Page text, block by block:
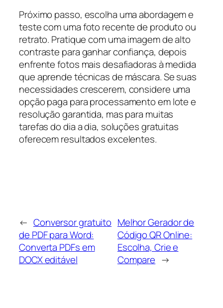
Próximo passo, escolha uma abordagem e
teste com uma foto recente de produto ou
retrato. Pratique com uma imagem de alto
contraste para ganhar confiança, depois
enfrente fotos mais desafiadoras à medida
que aprende técnicas de máscara. Se suas
necessidades crescerem, considere uma
opção paga para processamento em lote e
resolução garantida, mas para muitas
tarefas do dia a dia, soluções gratuitas
oferecem resultados excelentes.
← Conversor gratuito
de PDF para Word:
Converta PDFs em
DOCX editável
Melhor Gerador de
Código QR Online:
Escolha, Crie e
Compare →